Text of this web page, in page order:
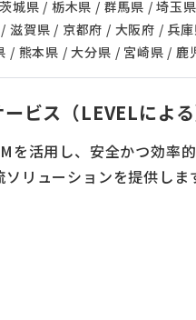
城県 / 栃木県 / 群馬県 / 埼玉
賀県 / 京都府 / 大阪府 / 兵
/ 熊本県 / 大分県 / 宮崎県 / 鹿
ビス（LEVELによる
活用し、安全かつ効率
リューションを提供しま